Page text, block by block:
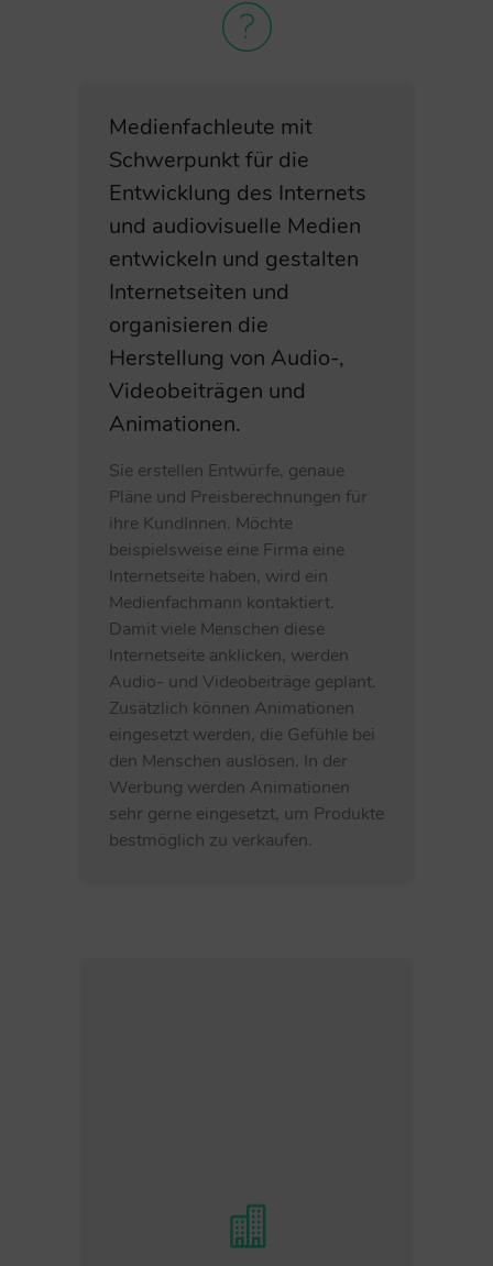
Medienfachleute mit
Schwerpunkt für die
Entwicklung des Internets
und audiovisuelle Medien
entwickeln und gestalten
Internetseiten und
organisieren die
Herstellung von Audio-,
Videobeiträgen und
Animationen.
Sie erstellen Entwürfe, genaue
Pläne und Preisberechnungen für
ihre KundInnen. Möchte
beispielsweise eine Firma eine
Internetseite haben, wird ein
Medienfachmann kontaktiert.
Damit viele Menschen diese
Internetseite anklicken, werden
Audio- und Videobeiträge geplant.
Zusätzlich können Animationen
eingesetzt werden, die Gefühle bei
den Menschen auslösen. In der
Werbung werden Animationen
sehr gerne eingesetzt, um Produkte
bestmöglich zu verkaufen.
Internetseiten, Audio-,
Videobeiträge und
Animationen aussehen